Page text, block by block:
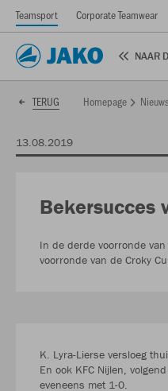
Teamsport Corporate Teamwear
NAAR
TERUG Homepage
13.08.2019
Bekersucces
In de derde voorronde van
voorronde van de Croky
K. Lyra-Lierse versloeg
En ook KFC Nijlen,
eveneens met 1-0.